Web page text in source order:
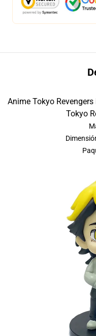
Anime Tokyo
Tokyo